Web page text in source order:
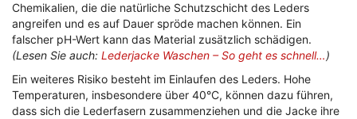
Chemikalien, die die natürliche Schutzschicht des Leders
angreifen und es auf Dauer spröde machen können. Ein
falscher pH-Wert kann das Material zusätzlich schädigen.
(Lesen Sie auch: Lederjacke Waschen – So geht es schnell…)
Ein weiteres Risiko besteht im Einlaufen des Leders. Hohe
Temperaturen, insbesondere über 40°C, können dazu führen,
dass sich die Lederfasern zusammenziehen und die Jacke ihre